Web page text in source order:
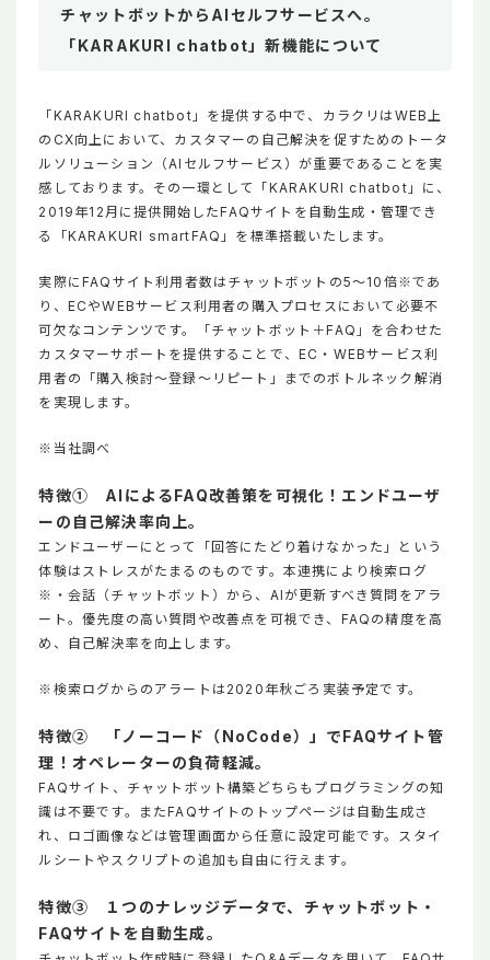
チャットボットからAIセルフサービスへ。
「KARAKURI chatbot」新機能について
「KARAKURI chatbot」を提供する中で、カラクリはWEB上
のCX向上において、カスタマーの自己解決を促すためのトータ
ルソリューション（AIセルフサービス）が重要であることを実
感しております。その一環として「KARAKURI chatbot」に、
2019年12月に提供開始したFAQサイトを自動生成・管理でき
る「KARAKURI smartFAQ」を標準搭載いたします。
実際にFAQサイト利用者数はチャットボットの5～10倍※であ
り、ECやWEBサービス利用者の購入プロセスにおいて必要不
可欠なコンテンツです。「チャットボット＋FAQ」を合わせた
カスタマーサポートを提供することで、EC・WEBサービス利
用者の「購入検討～登録～リピート」までのボトルネック解消
を実現します。
※当社調べ
特徴① AIによるFAQ改善策を可視化！エンドユーザ
ーの自己解決率向上。
エンドユーザーにとって「回答にたどり着けなかった」という
体験はストレスがたまるのものです。本連携により検索ログ
※・会話（チャットボット）から、AIが更新すべき質問をアラ
ート。優先度の高い質問や改善点を可視でき、FAQの精度を高
め、自己解決率を向上します。
※検索ログからのアラートは2020年秋ごろ実装予定です。
特徴② 「ノーコード（NoCode）」でFAQサイト管
理！オペレーターの負荷軽減。
FAQサイト、チャットボット構築どちらもプログラミングの知
識は不要です。またFAQサイトのトップページは自動生成さ
れ、ロゴ画像などは管理画面から任意に設定可能です。スタイ
ルシートやスクリプトの追加も自由に行えます。
特徴③ １つのナレッジデータで、チャットボット・
FAQサイトを自動生成。